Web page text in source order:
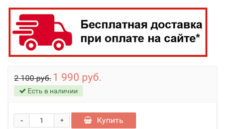
2 100 руб. 1 990 руб.
Есть в наличии
+
- Купить